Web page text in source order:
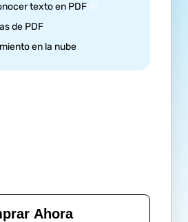
texto en PDF
de PDF
en la nube
Ahora